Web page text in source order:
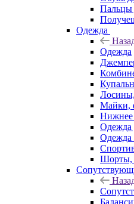
Пальцы
Одежда
Одежда
Майки,
Нижнее
Одежда
Одежда
Шорты,